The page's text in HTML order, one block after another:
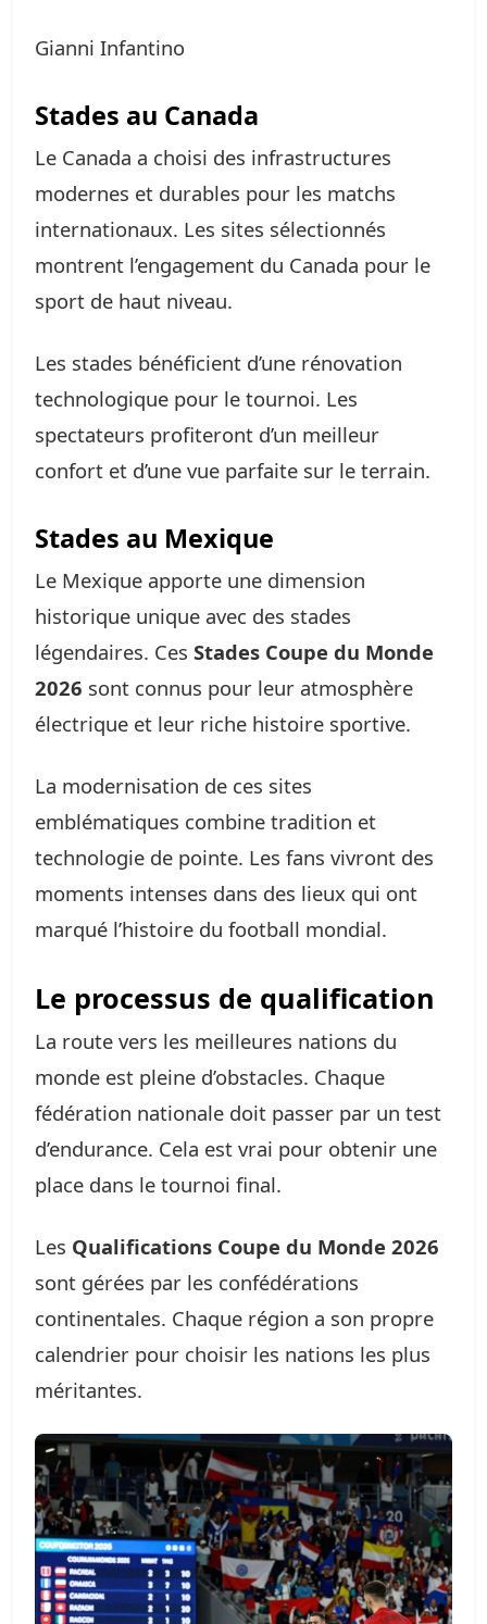
Gianni Infantino
Stades au Canada
Le Canada a choisi des infrastructures
modernes et durables pour les matchs
internationaux. Les sites sélectionnés
montrent l’engagement du Canada pour le
sport de haut niveau.
Les stades bénéficient d’une rénovation
technologique pour le tournoi. Les
spectateurs profiteront d’un meilleur
confort et d’une vue parfaite sur le terrain.
Stades au Mexique
Le Mexique apporte une dimension
historique unique avec des stades
légendaires. Ces Stades Coupe du Monde
2026 sont connus pour leur atmosphère
électrique et leur riche histoire sportive.
La modernisation de ces sites
emblématiques combine tradition et
technologie de pointe. Les fans vivront des
moments intenses dans des lieux qui ont
marqué l’histoire du football mondial.
Le processus de qualification
La route vers les meilleures nations du
monde est pleine d’obstacles. Chaque
fédération nationale doit passer par un test
d’endurance. Cela est vrai pour obtenir une
place dans le tournoi final.
Les Qualifications Coupe du Monde 2026
sont gérées par les confédérations
continentales. Chaque région a son propre
calendrier pour choisir les nations les plus
méritantes.